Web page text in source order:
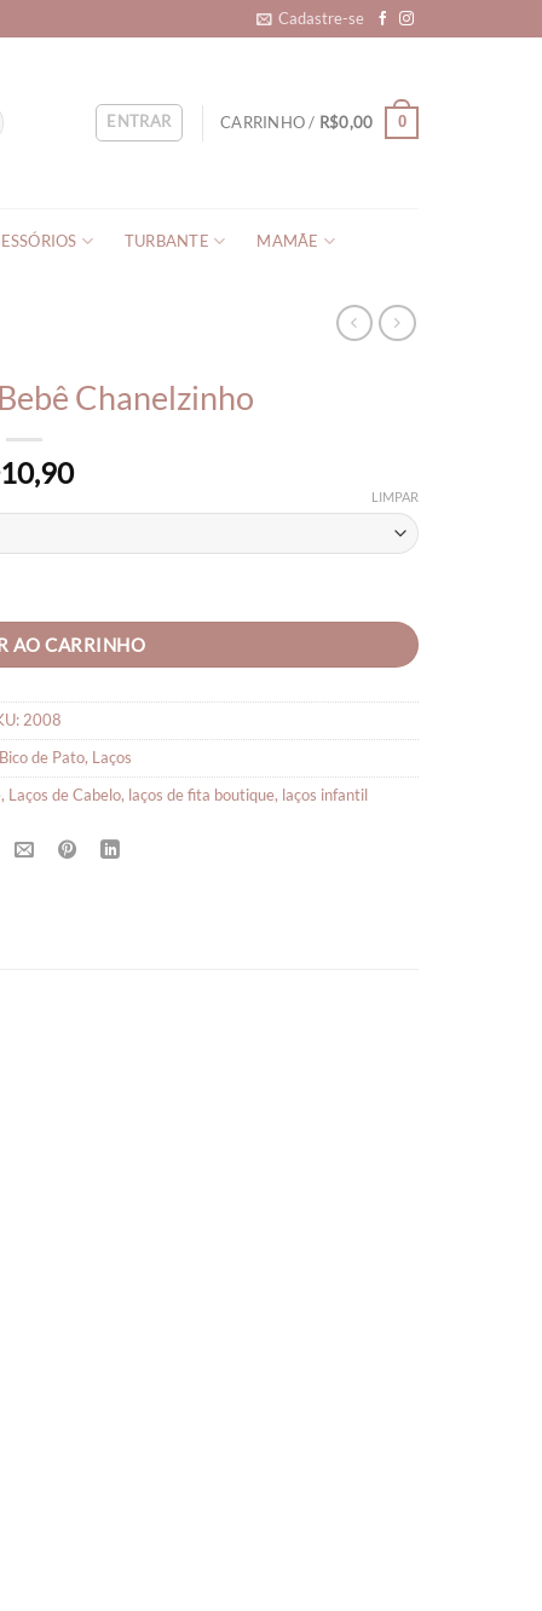
Cadastre-se
ENTRAR CARRINHO / R$0,00 0
TURBANTE MAMÃE
Chanelzinho
10,90
LIMPAR
AO CARRINHO
2008
Bico de Pato, Laços
, Laços de Cabelo, laços de fita boutique, laços infantil